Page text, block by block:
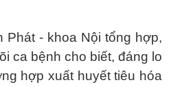
Phát - khoa Nội tổng hợp,
ca bệnh cho biết, đáng lo
hợp xuất huyết tiêu hóa